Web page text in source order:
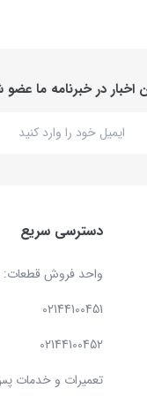
اخبار در خبرنامه ما
دسترسی سریع
واحد فروش قطعات:
02144100451
02144100452
تعمیرات و خدمات